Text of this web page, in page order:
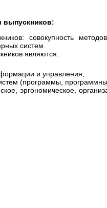
выпускников:
совокупность
систем.
являются:
и управления;
(программы,
эргономическое,